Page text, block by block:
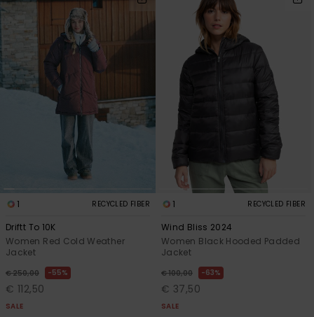
1 RECYCLED FIBER
Driftt To 10K
Women Red Cold Weather
Jacket
€ 250,00 55%
€ 112,50
SALE
1 RECYCLED FIBER
Wind Bliss 2024
Women Black Hooded Padded
Jacket
€ 100,00 63%
€ 37,50
SALE